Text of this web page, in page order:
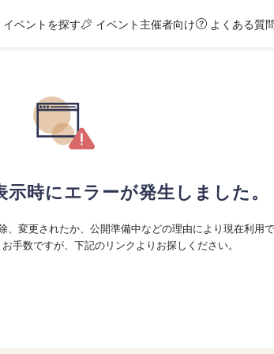
イベントを探す イベント主催者向け よくある質
時にエラーが発生しました。
、変更されたか、公開準備中などの理由により現在利用
手数ですが、下記のリンクよりお探しください。